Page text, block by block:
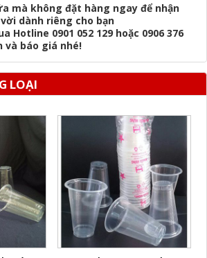
mà không đặt hàng ngay để nhận
dành riêng cho bạn
Hotline 0901 052 129 hoặc 0906 376
và báo giá nhé!
LOẠI